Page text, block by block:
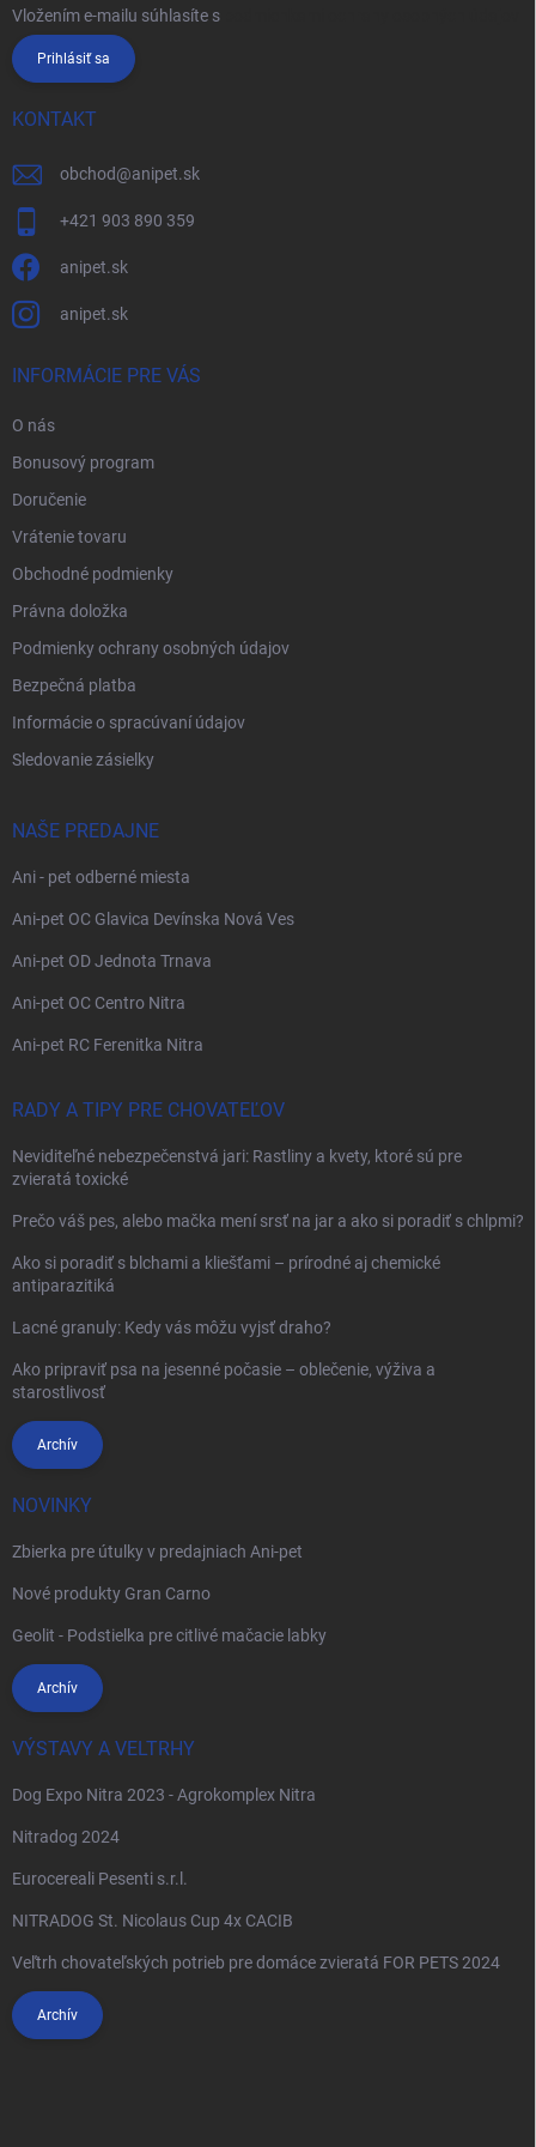
Vložením e-mailu súhlasíte s
Prihlásiť sa
KONTAKT
obchod@anipet.sk
+421 903 890 359
anipet.sk
anipet.sk
INFORMÁCIE PRE VÁS
O nás
Bonusový program
Doručenie
Vrátenie tovaru
Obchodné podmienky
Právna doložka
Podmienky ochrany osobných údajov
Bezpečná platba
Informácie o spracúvaní údajov
Sledovanie zásielky
NAŠE PREDAJNE
Ani - pet odberné miesta
Ani-pet OC Glavica Devínska Nová Ves
Ani-pet OD Jednota Trnava
Ani-pet OC Centro Nitra
Ani-pet RC Ferenitka Nitra
RADY A TIPY PRE CHOVATEĽOV
Neviditeľné nebezpečenstvá jari: Rastliny a kvety, ktoré sú pre
zvieratá toxické
Prečo váš pes, alebo mačka mení srsť na jar a ako si poradiť s chlpmi?
Ako si poradiť s blchami a kliešťami – prírodné aj chemické
antiparazitiká
Lacné granuly: Kedy vás môžu vyjsť draho?
Ako pripraviť psa na jesenné počasie – oblečenie, výživa a
starostlivosť
Archív
NOVINKY
Zbierka pre útulky v predajniach Ani-pet
Nové produkty Gran Carno
Geolit - Podstielka pre citlivé mačacie labky
Archív
VÝSTAVY A VELTRHY
Dog Expo Nitra 2023 - Agrokomplex Nitra
Nitradog 2024
Eurocereali Pesenti s.r.l.
NITRADOG St. Nicolaus Cup 4x CACIB
Veľtrh chovateľských potrieb pre domáce zvieratá FOR PETS 2024
Archív